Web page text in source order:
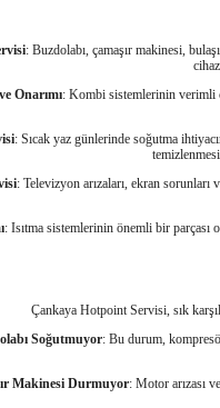
: Buzdolabı, çamaşır makinesi,
Onarımı: Kombi sistemlerinin verimli
: Sıcak yaz günlerinde soğutma
: Televizyon arızaları, ekran
: Isıtma sistemlerinin önemli bir parçası
Çankaya Hotpoint Servisi, sık
Soğutmuyor: Bu durum,
Makinesi Durmuyor: Motor arızası